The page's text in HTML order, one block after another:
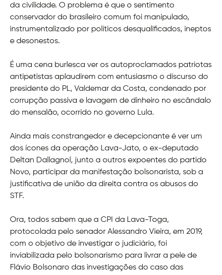
da civilidade. O problema é que o sentimento
conservador do brasileiro comum foi manipulado,
instrumentalizado por políticos desqualificados, ineptos
e desonestos.
É uma cena burlesca ver os autoproclamados patriotas
antipetistas aplaudirem com entusiasmo o discurso do
presidente do PL, Valdemar da Costa, condenado por
corrupção passiva e lavagem de dinheiro no escândalo
do mensalão, ocorrido no governo Lula.
Ainda mais constrangedor e decepcionante é ver um
dos ícones da operação Lava-Jato, o ex-deputado
Deltan Dallagnol, junto a outros expoentes do partido
Novo, participar da manifestação bolsonarista, sob a
justificativa de união da direita contra os abusos do
STF.
Ora, todos sabem que a CPI da Lava-Toga,
protocolada pelo senador Alessandro Vieira, em 2019,
com o objetivo de investigar o judiciário, foi
inviabilizada pelo bolsonarismo para livrar a pele de
Flávio Bolsonaro das investigações do caso das